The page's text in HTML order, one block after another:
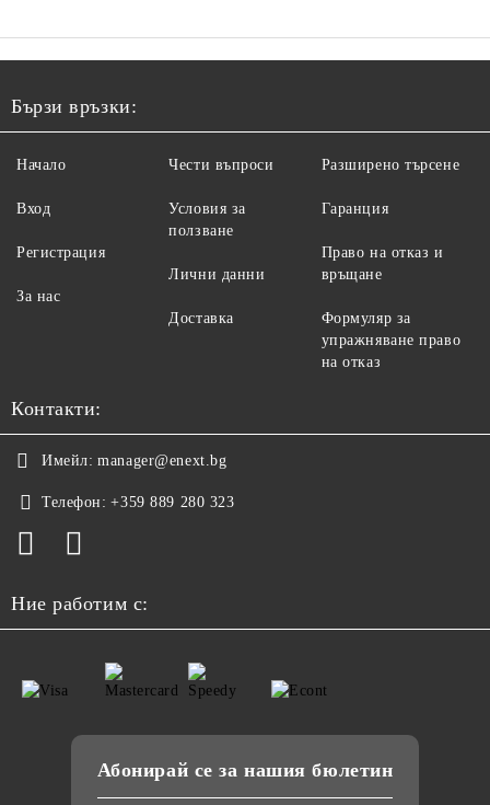
Бързи връзки:
Начало
Вход
Регистрация
За нас
Чести въпроси
Условия за
ползване
Лични данни
Доставка
Разширено търсене
Гаранция
Право на отказ и
връщане
Формуляр за
упражняване право
на отказ
Контакти:
Имейл: manager@enext.bg
Телефон: +359 889 280 323
Ние работим с:
Абонирай се за нашия бюлетин